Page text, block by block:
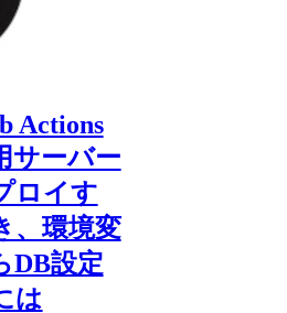
Actions
サーバー
ロイす
、環境変
DB設定
は